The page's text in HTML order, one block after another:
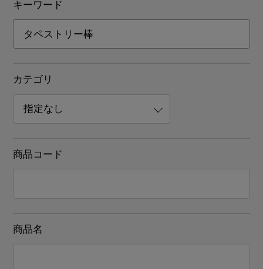
キーワード
カテゴリ
商品コード
商品名